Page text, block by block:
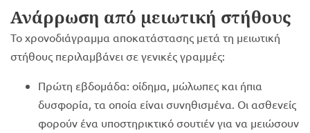
Ανάρρωση από μειωτική στήθους
Το χρονοδιάγραμμα αποκατάστασης μετά τη μειωτική
στήθους περιλαμβάνει σε γενικές γραμμές:
Πρώτη εβδομάδα: οίδημα, μώλωπες και ήπια
δυσφορία, τα οποία είναι συνηθισμένα. Οι ασθενείς
φορούν ένα υποστηρικτικό σουτιέν για να μειώσουν